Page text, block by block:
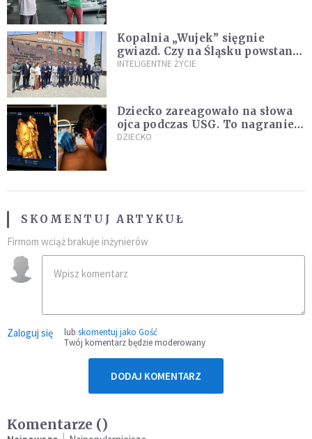
Kopalnia „Wujek” sięgnie
gwiazd. Czy na Śląsku powstanie
„Dolina Krzemowa”?
INTELIGENTNE ŻYCIE
Dziecko zareagowało na słowa
ojca podczas USG. To nagranie
podbija sieć
DZIECKO
SKOMENTUJ ARTYKUŁ
Firmom wciąż brakuje inżynierów
Zaloguj się lub skomentuj jako Gość
Twój komentarz będzie moderowany
DODAJ KOMENTARZ
Komentarze ()